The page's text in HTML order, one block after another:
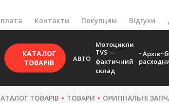
Контакти Покупцям Відгуки
КАТАЛОГ
ТОВАРІВ
АВТО
Мотоцикли
TVS —
фактичний
склад
ТОВАРІВ ТОВАРИ ОРИГІНАЛЬНІ